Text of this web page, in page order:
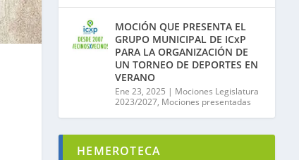
MOCIÓN QUE PRESENTA EL
GRUPO MUNICIPAL DE ICxP
PARA LA ORGANIZACIÓN DE
UN TORNEO DE DEPORTES EN
VERANO
Ene 23, 2025 | Mociones Legislatura
2023/2027, Mociones presentadas
HEMEROTECA